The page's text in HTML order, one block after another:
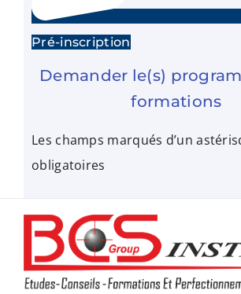
Pré-inscription
Demander le(s)
formations
Les champs marqués d’un
obligatoires